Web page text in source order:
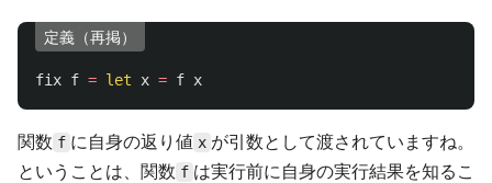
定義（再掲）
fix f = let x = f x
関数 f に自身の返り値 x が引数として渡されていますね。
ということは、関数 f は実行前に自身の実行結果を知るこ